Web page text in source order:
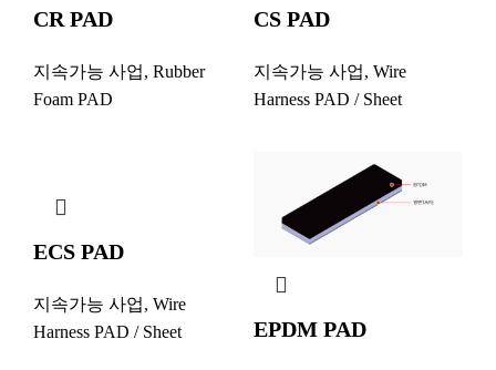
CR PAD
지속가능 사업, Rubber
Foam PAD
CS PAD
지속가능 사업, Wire
Harness PAD / Sheet
ECS PAD
지속가능 사업, Wire
Harness PAD / Sheet
EPDM PAD